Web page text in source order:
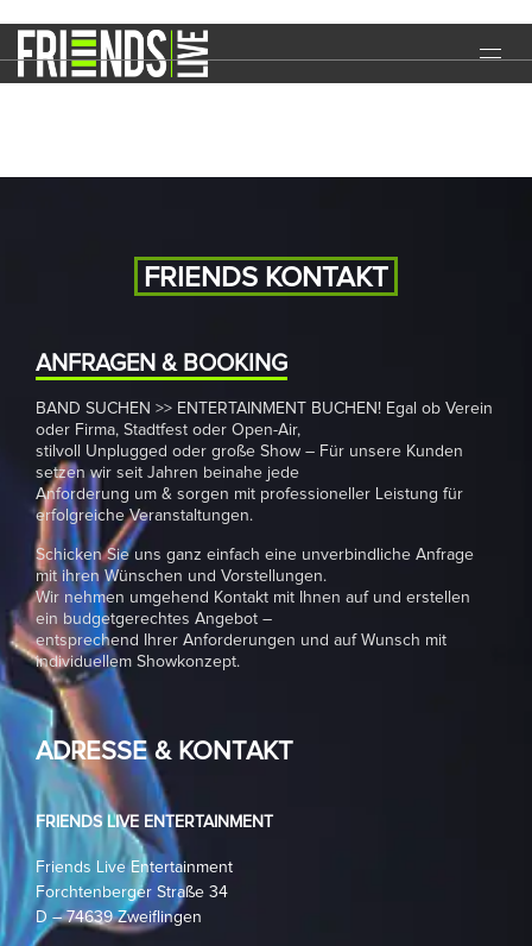
REFERENZEN
DOWNLOADS
KONTAKT
IMPRESSUM
Wasen
FRIENDS KONTAKT
ANFRAGEN & BOOKING
BAND SUCHEN >> ENTERTAINMENT BUCHEN! Egal ob Verein
oder Firma, Stadtfest oder Open-Air,
stilvoll Unplugged oder große Show – Für unsere Kunden
setzen wir seit Jahren beinahe jede
Anforderung um & sorgen mit professioneller Leistung für
erfolgreiche Veranstaltungen.
Schicken Sie uns ganz einfach eine unverbindliche Anfrage
mit ihren Wünschen und Vorstellungen.
Wir nehmen umgehend Kontakt mit Ihnen auf und erstellen
ein budgetgerechtes Angebot –
entsprechend Ihrer Anforderungen und auf Wunsch mit
individuellem Showkonzept.
ADRESSE & KONTAKT
FRIENDS LIVE ENTERTAINMENT
Friends Live Entertainment
Forchtenberger Straße 34
D – 74639 Zweiflingen